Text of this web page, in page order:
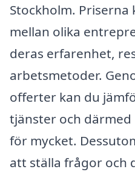
Stockholm.
mellan olika
deras erfarenhet,
arbetsmetoder.
offerter kan du
tjänster och
för mycket.
att ställa frågor och